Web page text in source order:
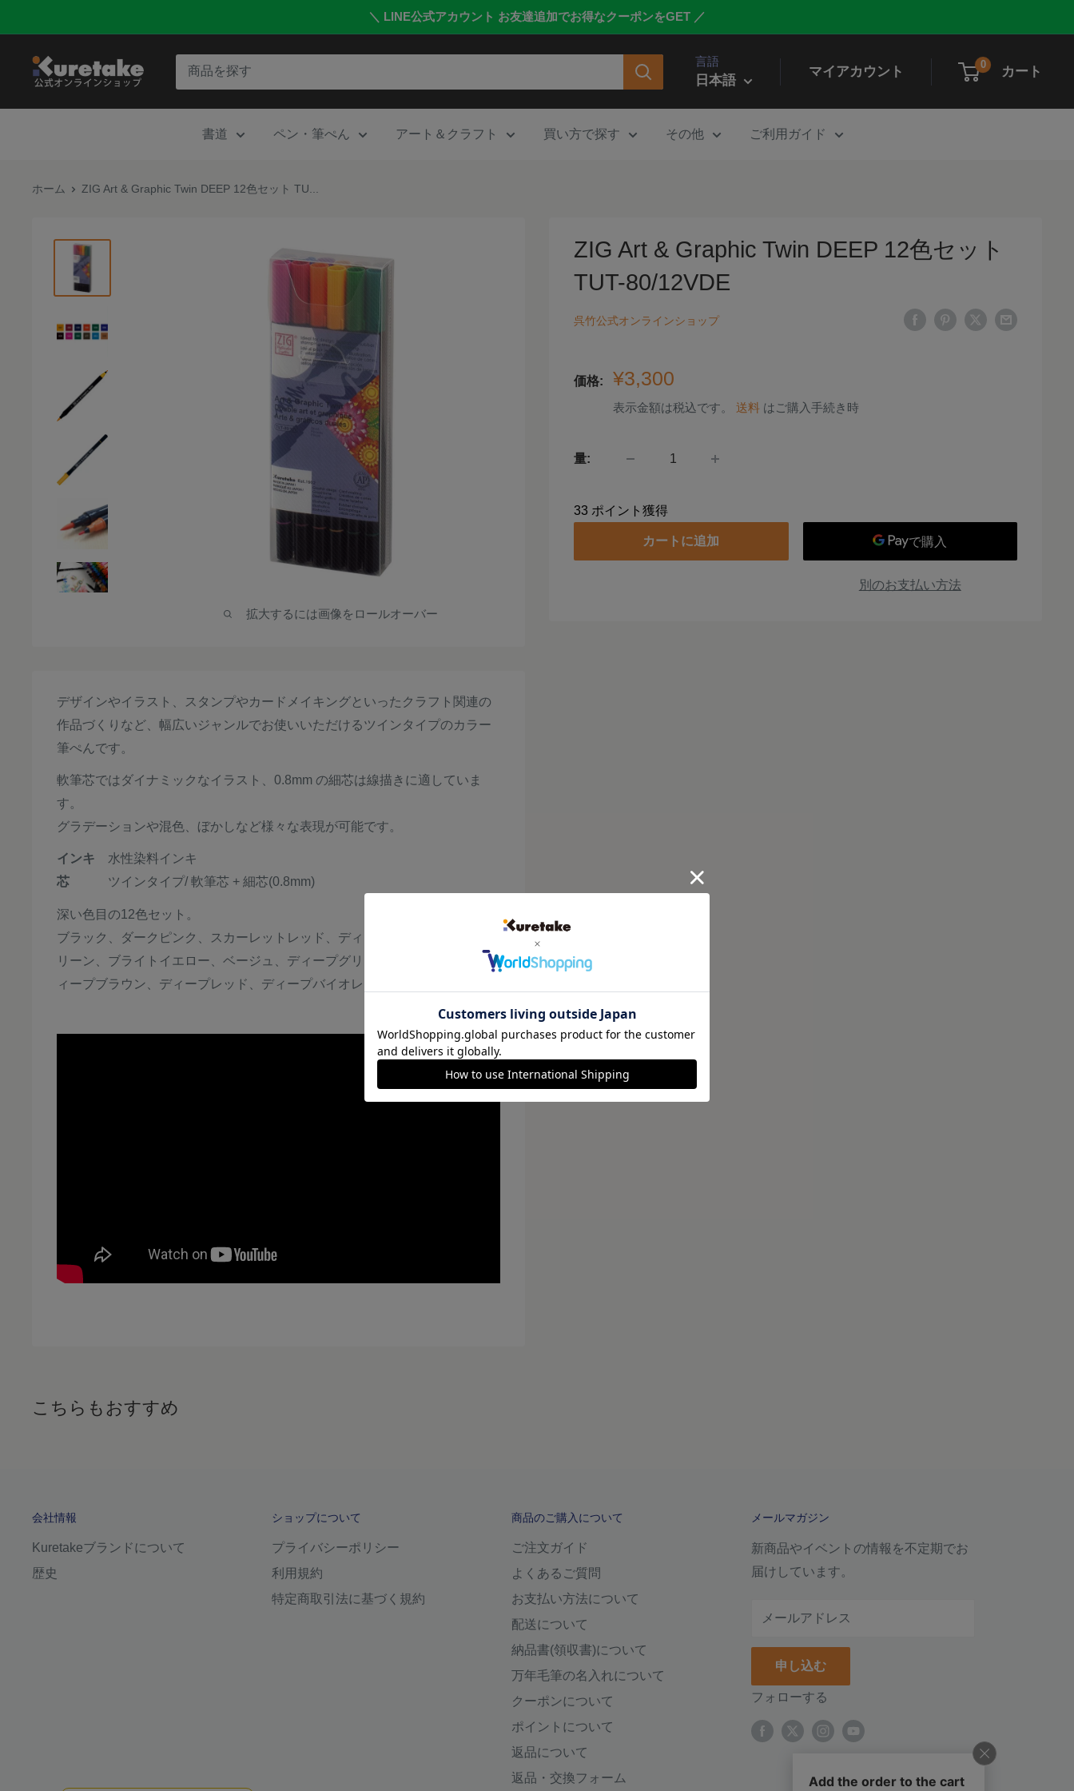
ン
＼ LINE公式アカウント お友達追加でお得なクーポンをGET ／
呉
竹
公
ン
言語
日本語
マイアカウント 0 カート
書道 ペン・筆ぺん アート＆クラフト 買い方で探す その他 ご利用ガイド
ホーム ZIG Art & Graphic Twin DEEP 12色セット TU...
拡大するには画像をロールオーバー
ZIG Art & Graphic Twin DEEP 12色セット
TUT-80/12VDE
呉竹公式オンラインショップ
価格:
販
売
価
¥3,300
表示金額は税込です。 送料 はご購入手続き時
量:
33 ポイント獲得
カートに追加
別のお支払い方法
デザインやイラスト、スタンプやカードメイキングといったクラフト関連の
作品づくりなど、幅広いジャンルでお使いいただけるツインタイプのカラー
筆ぺんです。
軟筆芯ではダイナミックなイラスト、0.8mm の細芯は線描きに適していま
す。
グラデーションや混色、ぼかしなど様々な表現が可能です。
インキ 水性染料インキ
芯 ツインタイプ/ 軟筆芯 + 細芯(0.8mm)
深い色目の12色セット。
ブラック、ダークピンク、スカーレットレッド、ディープブルー、マリング
リーン、ブライトイエロー、ベージュ、ディープグリーン、ダルブルー、デ
ィープブラウン、ディープレッド、ディープバイオレット
こちらもおすすめ
会社情報
Kuretakeブランドについて
歴史
ショップについて
プライバシーポリシー
利用規約
特定商取引法に基づく規約
商品のご購入について
ご注文ガイド
よくあるご質問
お支払い方法について
配送について
納品書(領収書)について
万年毛筆の名入れについて
クーポンについて
ポイントについて
返品について
返品・交換フォーム
メールマガジン
新商品やイベントの情報を不定期でお
届けしています。
メールアドレス
申し込む
フォローする